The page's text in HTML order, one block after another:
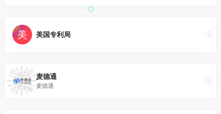
美国专利局
麦德通
麦德通